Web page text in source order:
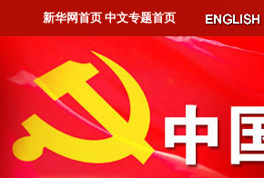
新华网首页 中文专题首页